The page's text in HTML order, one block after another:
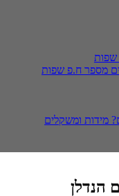
שפות
מספר ח.פ שפות
מידות ומשקלים